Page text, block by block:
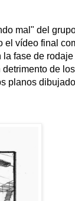
mal" del
vídeo final
fase de
de
planos